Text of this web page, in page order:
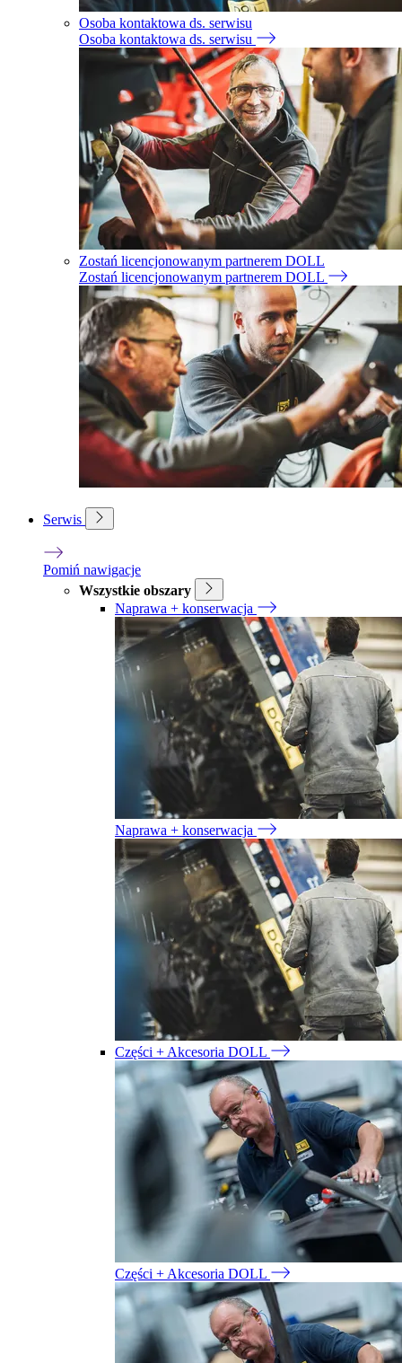
Osoba kontaktowa ds. serwisu
Osoba kontaktowa ds. serwisu
Zostań licencjonowanym partnerem DOLL
Zostań licencjonowanym partnerem DOLL
Serwis
Pomiń nawigacje
Wszystkie obszary
Naprawa + konserwacja
Naprawa + konserwacja
Części + Akcesoria DOLL
Części + Akcesoria DOLL